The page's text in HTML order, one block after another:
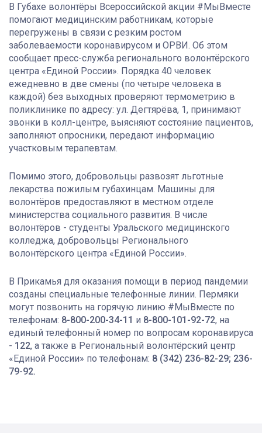
В Губахе волонтёры Всероссийской акции #МыВместе
помогают медицинским работникам, которые
перегружены в связи с резким ростом
заболеваемости коронавирусом и ОРВИ. Об этом
сообщает пресс-служба регионального волонтёрского
центра «Единой России». Порядка 40 человек
ежедневно в две смены (по четыре человека в
каждой) без выходных проверяют термометрию в
поликлинике по адресу: ул. Дегтярёва, 1, принимают
звонки в колл-центре, выясняют состояние пациентов,
заполняют опросники, передают информацию
участковым терапевтам.
Помимо этого, добровольцы развозят льготные
лекарства пожилым губахинцам. Машины для
волонтёров предоставляют в местном отделе
министерства социального развития. В числе
волонтёров - студенты Уральского медицинского
колледжа, добровольцы Регионального
волонтёрского центра «Единой России».
В Прикамья для оказания помощи в период пандемии
созданы специальные телефонные линии. Пермяки
могут позвонить на горячую линию #МыВместе по
телефонам: 8-800-200-34-11 и 8-800-101-92-72, на
единый телефонный номер по вопросам коронавируса
- 122, а также в Региональный волонтёрский центр
«Единой России» по телефонам: 8 (342) 236-82-29; 236-
79-92.